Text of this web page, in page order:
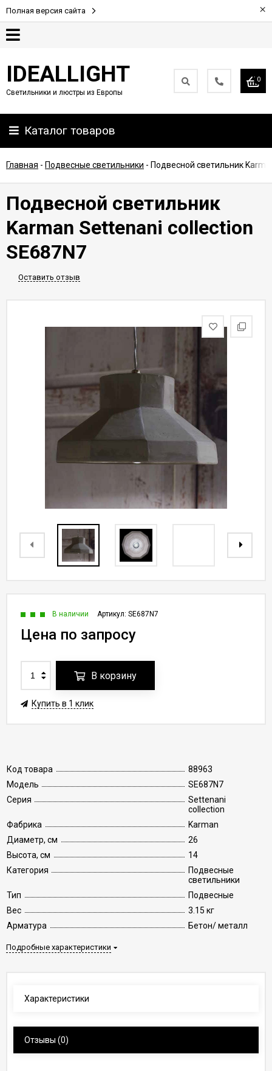
Полная версия сайта ×
Партнерам
Доставка
IDEALLIGHT
Светильники и люстры из Европы
0
Каталог товаров
Главная - Подвесные светильники - Подвесной светильник
Подвесной светильник
Karman Settenani collection
SE687N7
Оставить отзыв
Код товара
88963
Модель
SE687N7
Серия
Settenani
collection
Фабрика
Karman
Диаметр, см
26
Высота, см
14
Категория
Подвесные
светильники
Тип
Подвесные
Вес
3.15 кг
Арматура
Бетон/ металл
Подробные характеристики
Артикул: SE687N7
В наличии
Цена по запросу
В корзину
Купить в 1 клик
Характеристики
Отзывы (0)